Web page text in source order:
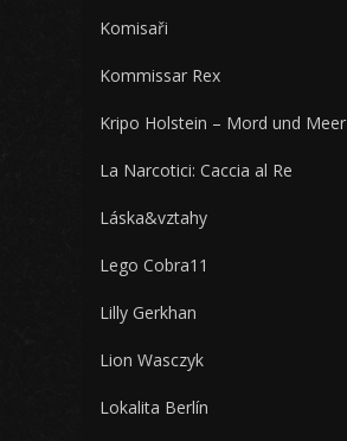
Komisaři
Kommissar Rex
Kripo Holstein – Mord und Meer
La Narcotici: Caccia al Re
Láska&vztahy
Lego Cobra11
Lilly Gerkhan
Lion Wasczyk
Lokalita Berlín